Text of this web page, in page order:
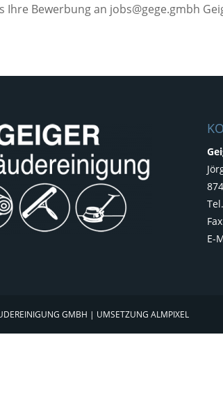
Ihre Bewerbung an jobs@gege.gmbh
E-
GMBH | UMSETZUNGALMPIXEL